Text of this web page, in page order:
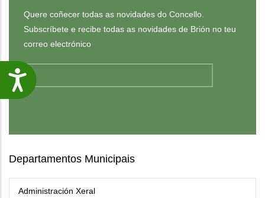
Accesibilidade
Quere coñecer todas as novidades do Concello.
Subscríbete e recibe todas as novidades de Brión no teu
correo electrónico
Departamentos Municipais
Administración Xeral